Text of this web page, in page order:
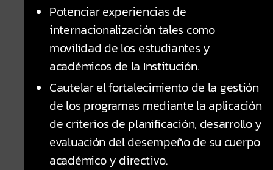
Potenciar experiencias de
internacionalización tales como
movilidad de los estudiantes y
académicos de la Institución.
Cautelar el fortalecimiento de la gestión
de los programas mediante la aplicación
de criterios de planificación, desarrollo y
evaluación del desempeño de su cuerpo
académico y directivo.